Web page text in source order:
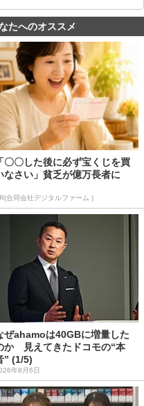
たへのオススメ
「〇〇した後に必ず宝くじを買
なさい」貧乏が億万長者に
合同会社デジタルファーム )
ぜahamoは40GBに増量した
か 見えてきたドコモの“本
” (1/5)
年8月6日